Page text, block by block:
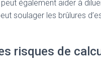
également aider à
soulager les brûlures
risques de